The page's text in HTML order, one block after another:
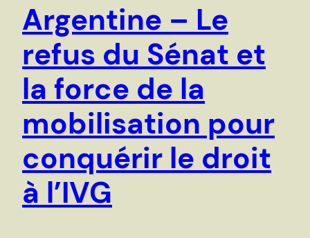
Argentine – Le
refus du Sénat et
la force de la
mobilisation pour
conquérir le droit
à l’IVG